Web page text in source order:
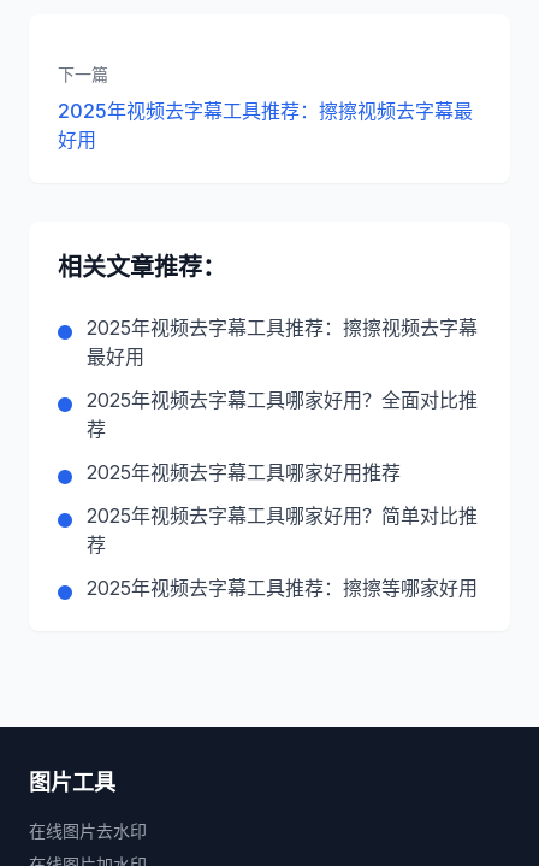
下一篇
2025年视频去字幕工具推荐：擦擦视频去字幕最
好用
相关文章推荐：
2025年视频去字幕工具推荐：擦擦视频去字幕
最好用
2025年视频去字幕工具哪家好用？全面对比推
荐
2025年视频去字幕工具哪家好用推荐
2025年视频去字幕工具哪家好用？简单对比推
荐
2025年视频去字幕工具推荐：擦擦等哪家好用
图片工具
在线图片去水印